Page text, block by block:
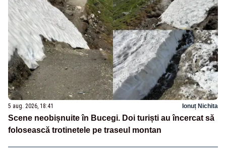
5 aug. 2026, 18:41 Ionuț Nichita
Scene neobișnuite în Bucegi. Doi turiști au încercat să
folosească trotinetele pe traseul montan